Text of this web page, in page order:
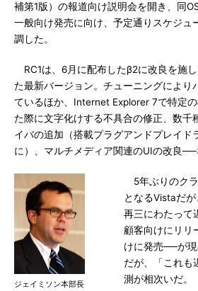
補第1版）の報道向け説明会を開き、同
一般向け発売に向け、予定通りスケジュ
調した。
RC1は、6月に配布したβ2に改良を施
た最新バージョン。チューニングにより
ているほか、Internet Explorer 7で特定
た際に文字化けする不具合の修正、数千
イバの追加（搭載プラグアンドプレイド
に）、マルチメディア関連のUIの改良──
ジェイミソン本部長
5年ぶりのク
となるVistaだ
再三にわたって
顧客向けにリリ
けに発売──が
だが、「これも
測が相次いだ。